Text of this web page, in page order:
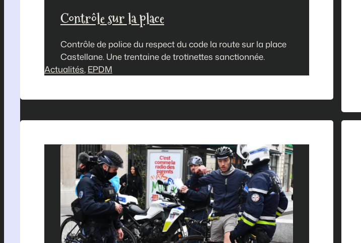
Contrôle sur la place
Contrôle de police du respect du code la route sur la place
Castellane. Une trentaine de trotinettes sanctionnée.
Actualités, EPDM